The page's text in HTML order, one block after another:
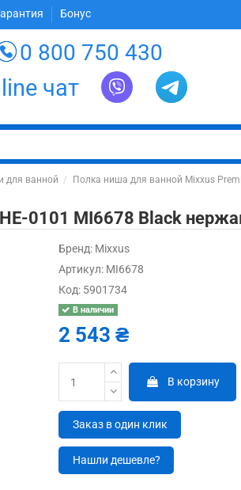
Бонус
0 800 750 430
чат
для ванной Полка ниша для ванной Mixxus
0101 MI6678 Black
Бренд: Mixxus
Артикул: MI6678
Код: 5901734
В наличии
2 543 ₴
В корзину
Заказ в один клик
Нашли дешевле?